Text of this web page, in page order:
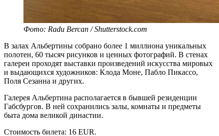
Фото: Radu Bercan / Shutterstock.com
В залах Альбертины собрано более 1 миллиона уникальных
полотен, 60 тысяч рисунков и ценных фотографий. В стенах
галереи проходят выставки произведений искусства мировых
и выдающихся художников: Клода Моне, Пабло Пикассо,
Поля Сезанна и других.
Галерея Альбертина располагается в бывшей резиденции
Габсбургов. В ней сохранились залы, комнаты и предметы
быта дома великой династии.
Стоимость билета: 16 EUR.